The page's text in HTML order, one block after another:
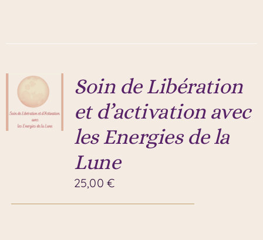
Soin de Libération
et d’activation avec
les Energies de la
Lune
25,00€